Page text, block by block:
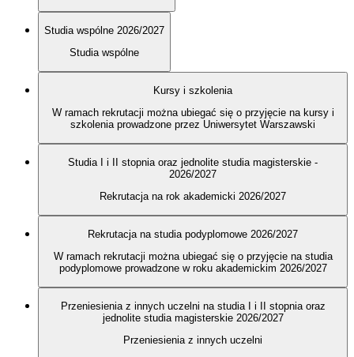
Studia wspólne 2026/2027
Studia wspólne
Kursy i szkolenia
W ramach rekrutacji można ubiegać się o przyjęcie na kursy i
szkolenia prowadzone przez Uniwersytet Warszawski
Studia I i II stopnia oraz jednolite studia magisterskie -
2026/2027
Rekrutacja na rok akademicki 2026/2027
Rekrutacja na studia podyplomowe 2026/2027
W ramach rekrutacji można ubiegać się o przyjęcie na studia
podyplomowe prowadzone w roku akademickim 2026/2027
Przeniesienia z innych uczelni na studia I i II stopnia oraz
jednolite studia magisterskie 2026/2027
Przeniesienia z innych uczelni